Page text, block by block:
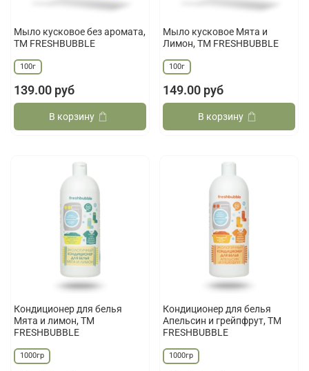
Мыло кусковое без аромата,
ТМ FRESHBUBBLE
100г
139.00 руб
В корзину
Мыло кусковое Мята и
Лимон, ТМ FRESHBUBBLE
100г
149.00 руб
В корзину
Кондиционер для белья
Мята и лимон, ТМ
FRESHBUBBLE
1000гр
Кондиционер для белья
Апельсин и грейпфрут, ТМ
FRESHBUBBLE
1000гр